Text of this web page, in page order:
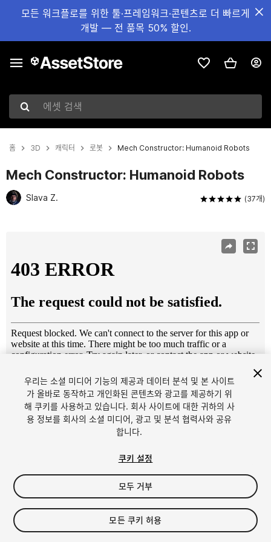
모든 워크플로를 위한 툴·프레임워크·콘텐츠로 더 빠르게
개발 — 전 품목 50% 할인.
에셋 검색
홈 3D 캐릭터 로봇 Mech Constructor: Humanoid Robots
Mech Constructor: Humanoid Robots
Slava Z. (37개)
1/10
$29
세금/부가세는 결제 시 반영됩니다.
우리는 소셜 미디어 기능의 제공과 데이터 분석 및 본 사이트
가 올바로 동작하고 개인화된 콘텐츠와 광고를 제공하기 위
해 쿠키를 사용하고 있습니다. 회사 사이트에 대한 귀하의 사
용 정보를 회사의 소셜 미디어, 광고 및 분석 협력사와 공유
합니다.
쿠키 설정
모두 거부
모든 쿠키 허용